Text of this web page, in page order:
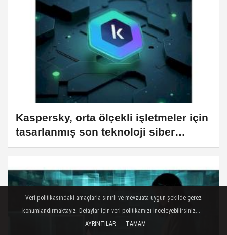
Kaspersky, orta ölçekli işletmeler için
tasarlanmış son teknoloji siber
güvenlik çözümü sunuyor
Veri politikasındaki amaçlarla sınırlı ve mevzuata uygun şekilde çerez
konumlandırmaktayız. Detaylar için veri politikamızı inceleyebilirsiniz...
AYRINTILAR
TAMAM